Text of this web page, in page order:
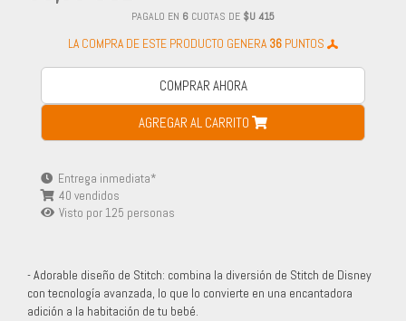
PAGALO EN 6 CUOTAS DE $U 415
LA COMPRA DE ESTE PRODUCTO GENERA 36 PUNTOS
COMPRAR AHORA
AGREGAR AL CARRITO
Entrega inmediata*
40 vendidos
Visto por 125 personas
- Adorable diseño de Stitch: combina la diversión de Stitch de Disney
con tecnología avanzada, lo que lo convierte en una encantadora
adición a la habitación de tu bebé.